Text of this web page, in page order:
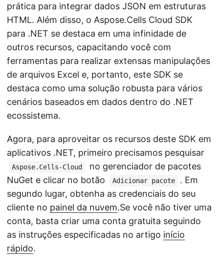
prática para integrar dados JSON em estruturas
HTML. Além disso, o Aspose.Cells Cloud SDK
para .NET se destaca em uma infinidade de
outros recursos, capacitando você com
ferramentas para realizar extensas manipulações
de arquivos Excel e, portanto, este SDK se
destaca como uma solução robusta para vários
cenários baseados em dados dentro do .NET
ecossistema.
Agora, para aproveitar os recursos deste SDK em
aplicativos .NET, primeiro precisamos pesquisar
Aspose.Cells-Cloud
no gerenciador de pacotes
NuGet e clicar no botão
Adicionar pacote
. Em
segundo lugar, obtenha as credenciais do seu
cliente no painel da nuvem.Se você não tiver uma
conta, basta criar uma conta gratuita seguindo
as instruções especificadas no artigo início
rápido.